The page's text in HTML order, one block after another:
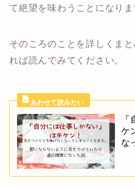
て絶望を味わうことになりま
そのころのことを詳しくま
れば読んでみてください。
ケ
な